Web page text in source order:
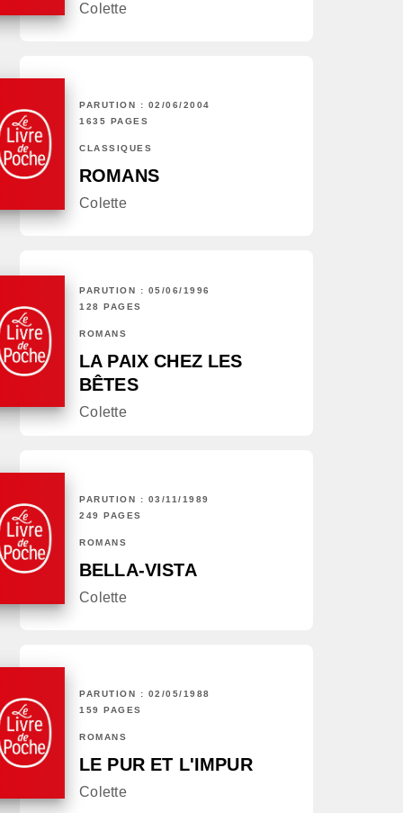
Colette
PARUTION : 02/06/2004
1635 PAGES
CLASSIQUES
ROMANS
Colette
PARUTION : 05/06/1996
128 PAGES
ROMANS
LA PAIX CHEZ LES
BÊTES
Colette
PARUTION : 03/11/1989
249 PAGES
ROMANS
BELLA-VISTA
Colette
PARUTION : 02/05/1988
159 PAGES
ROMANS
LE PUR ET L'IMPUR
Colette